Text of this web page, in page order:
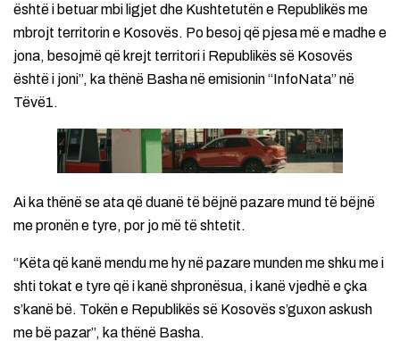
është i betuar mbi ligjet dhe Kushtetutën e Republikës me
mbrojt territorin e Kosovës. Po besoj që pjesa më e madhe e
jona, besojmë që krejt territori i Republikës së Kosovës
është i joni”, ka thënë Basha në emisionin “InfoNata” në
Tëvë1.
Ai ka thënë se ata që duanë të bëjnë pazare mund të bëjnë
me pronën e tyre, por jo më të shtetit.
“Këta që kanë mendu me hy në pazare munden me shku me i
shti tokat e tyre që i kanë shpronësua, i kanë vjedhë e çka
s’kanë bë. Tokën e Republikës së Kosovës s’guxon askush
me bë pazar”, ka thënë Basha.